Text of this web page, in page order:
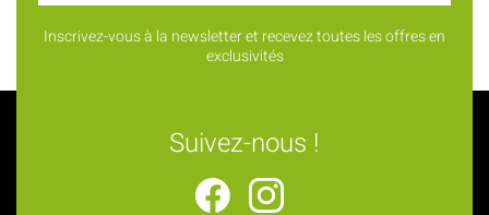
Inscrivez-vous à la newsletter et recevez toutes les offres en
exclusivités
Suivez-nous !